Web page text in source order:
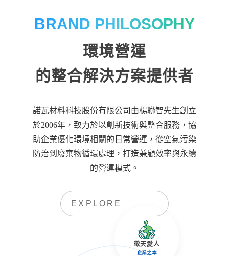
BRAND PHILOSOPHY
環境營運
的整合解決方案提供者
諾瓦材料科技股份有限公司由楊聯智先生創立
於2006年，致力於以創新技術與整合服務，協
助企業優化環境相關的日常營運，從空氣污染
防治到廢棄物循環處理，打造兼顧效率與永續
的營運模式。
EXPLORE
敬天愛人
企業之本